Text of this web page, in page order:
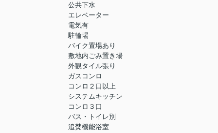
公共下水
エレベーター
電気有
駐輪場
バイク置場あり
敷地内ごみ置き場
外観タイル張り
ガスコンロ
コンロ２口以上
システムキッチン
コンロ３口
バス・トイレ別
追焚機能浴室